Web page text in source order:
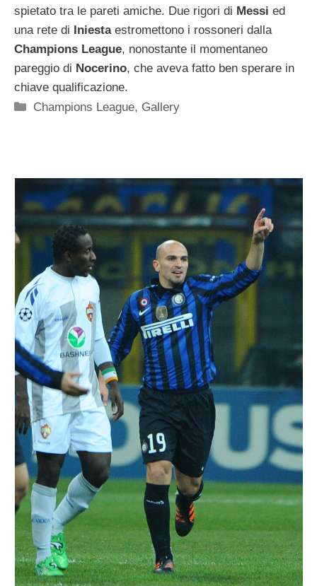
spietato tra le pareti amiche. Due rigori di Messi ed
una rete di
Iniestaestromettono i rossoneri dalla
Champions League, nonostante il momentaneo
pareggio di Nocerino, che aveva fatto ben sperare in
chiave qualificazione.
Categorie
Champions League, Gallery